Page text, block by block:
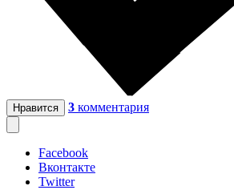
Нравится 3 комментария
Facebook
Вконтакте
Twitter